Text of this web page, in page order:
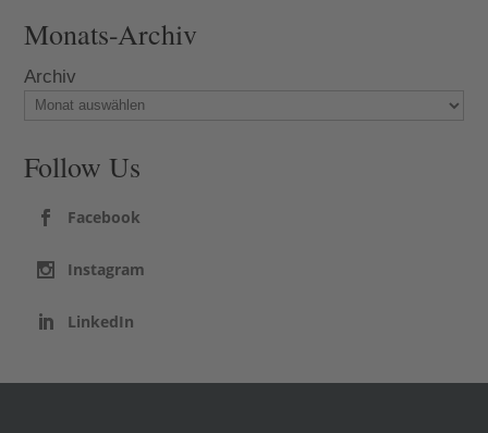
Monats-Archiv
Archiv
Follow Us
Facebook
Instagram
LinkedIn